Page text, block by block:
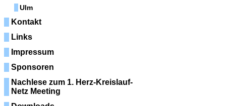
Ulm
Kontakt
Links
Impressum
Sponsoren
Nachlese zum 1. Herz-Kreislauf-
Netz Meeting